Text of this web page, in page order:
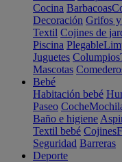
Cocina Barbacoas
Decoración Grifos
Textil Cojines de
Piscina Plegable
Juguetes Columpios
Mascotas
Bebé
Habitación bebé
Paseo Coche
Baño e higiene
Textil bebé Cojines
Seguridad Barreras
Deporte